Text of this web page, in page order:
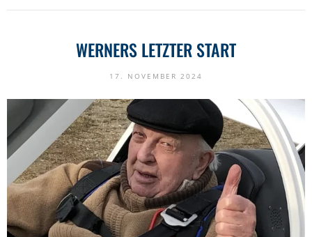
WERNERS LETZTER START
17. NOVEMBER 2024